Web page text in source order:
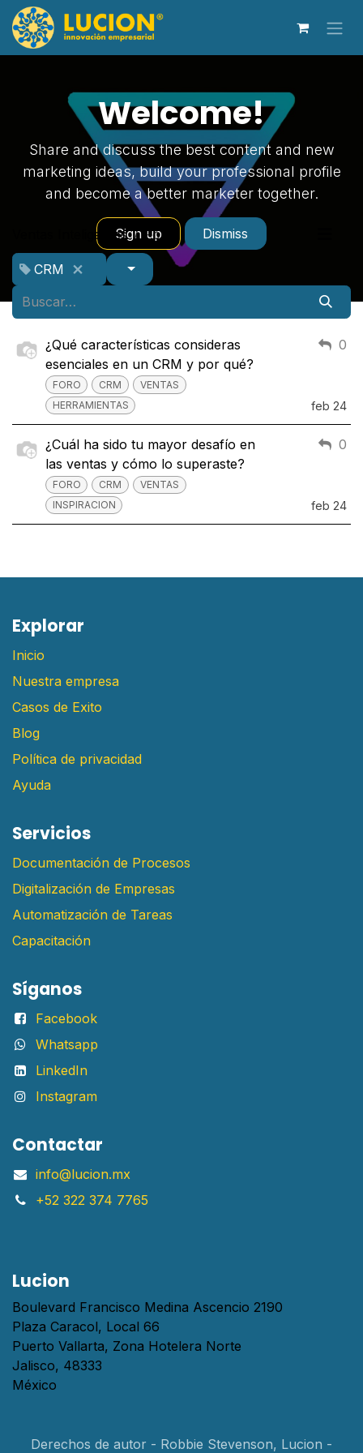
Ir al contenido
Welcome!
Share and discuss the best content and new
marketing ideas, build your professional profile
and become a better marketer together.
Sign up Dismiss
Ventas Inteligentes Foro
CRM
¿Qué características consideras
esenciales en un CRM y por qué?
FORO CRM
VENTAS
HERRAMIENTAS
0
feb 24
¿Cuál ha sido tu mayor desafío en
las ventas y cómo lo superaste?
FORO CRM
VENTAS
INSPIRACION
0
feb 24
E​xplorar
Inicio
Nuestra empresa
Casos de Exito
Blog
Política de privacidad
Ayuda
Servicios
Documentación de Procesos
Digitalización de Empresas
Automatización de Tareas
Capacitación
Síganos
Facebook
Whatsapp
LinkedIn
Instagram
Contactar
info@lucion.mx
+52 322 374 7765
Lucion
Boulevard Francisco Medina Ascencio 2190
Plaza Caracol, Local 66
Puerto Vallarta, Zona Hotelera Norte
Jalisco, 48333
México
Derechos de autor - Robbie Stevenson, Lucion -